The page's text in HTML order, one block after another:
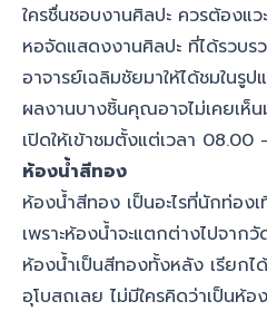
ใครชื่นชอบงานศิลปะ ควรต้องแว
หอจัดแสดงงานศิลปะ ที่ได้รวบ
อาจารย์เฉลิมชัยมาให้ได้ชมในรู
ผลงานบางชิ้นคุณอาจไม่เคยเ
เปิดให้เข้าชมตั้งแต่เวลา 08.00
ห้องน้ำสีทอง
ห้องน้ำสีทอง เป็นอะไรที่นักท่อง
เพราะห้องน้ำจะแตกต่างไปจา
ห้องน้ำเป็นสีทองทั้งหลัง เรียกไ
อุโบสถเลย ไม่มีใครคิดว่าเป็นห้